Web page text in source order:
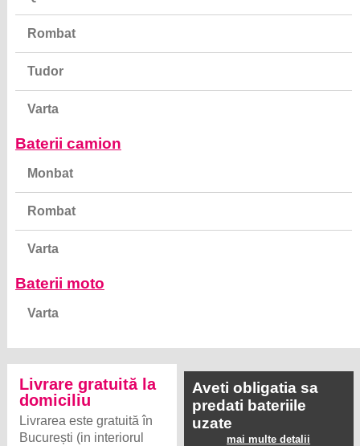
Rombat
Tudor
Varta
Baterii camion
Monbat
Rombat
Varta
Baterii moto
Varta
Livrare gratuită la
domiciliu
Livrarea este gratuită în
București (in interiorul
Aveti obligatia sa
predati bateriile
uzate
mai multe detalii